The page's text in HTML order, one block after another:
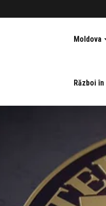
Moldova
Război